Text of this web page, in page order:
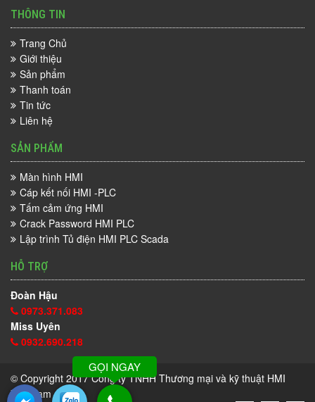
THÔNG TIN
Trang Chủ
Giới thiệu
Sản phẩm
Thanh toán
Tin tức
Liên hệ
SẢN PHẨM
Màn hình HMI
Cáp kết nối HMI -PLC
Tấm cảm ứng HMI
Crack Password HMI PLC
Lập trình Tủ điện HMI PLC Scada
HỖ TRỢ
Đoàn Hậu
0973.371.083
Miss Uyên
0932.690.218
© Copyright 2017Công ty TNHH Thương mại và kỹ thuật HMI
Việt Nam
GỌI NGAY